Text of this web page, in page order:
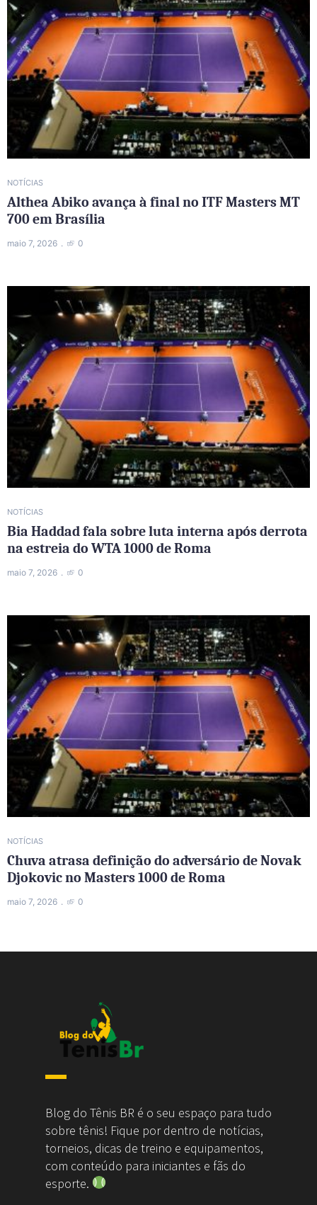
NOTÍCIAS
Althea Abiko avança à final no ITF Masters MT
700 em Brasília
maio 7, 2026 0
NOTÍCIAS
Bia Haddad fala sobre luta interna após derrota
na estreia do WTA 1000 de Roma
maio 7, 2026 0
NOTÍCIAS
Chuva atrasa definição do adversário de Novak
Djokovic no Masters 1000 de Roma
maio 7, 2026 0
Blog do Tênis BR é o seu espaço para tudo
sobre tênis! Fique por dentro de notícias,
torneios, dicas de treino e equipamentos,
com conteúdo para iniciantes e fãs do
esporte.